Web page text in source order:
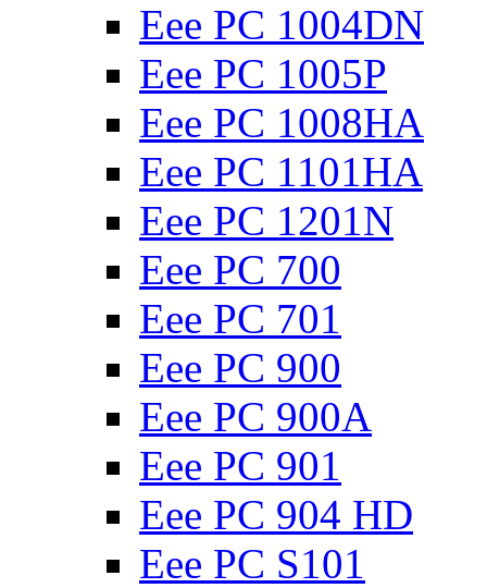
Eee PC 1004DN
Eee PC 1005P
Eee PC 1008HA
Eee PC 1101HA
Eee PC 1201N
Eee PC 700
Eee PC 701
Eee PC 900
Eee PC 900A
Eee PC 901
Eee PC 904 HD
Eee PC S101